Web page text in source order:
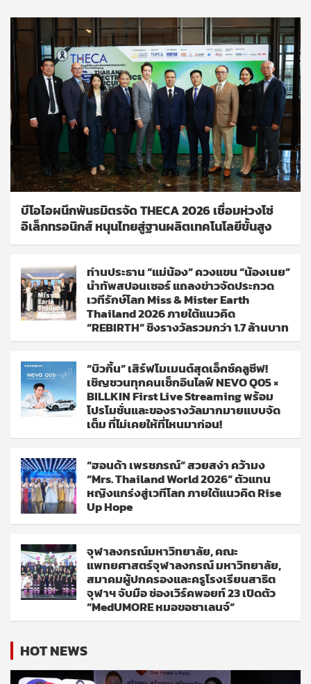
บีโอไอผนึกพันธมิตรจัด THECA 2026 เชื่อมห่วงโซ่
อิเล็กทรอนิกส์ หนุนไทยสู่ฐานผลิตเทคโนโลยีขั้นสูง
ท่านประธาน “แม่น้อง” ควงแขน “น้องเนย”
นำทัพสปอนเซอร์ แถลงข่าวจัดประกวด
เวทีรักษ์โลก Miss & Mister Earth
Thailand 2026 ภายใต้แนวคิด
“REBIRTH” ชิงรางวัลรวมกว่า 1.7 ล้านบาท
“บิวกิ้น” เสิร์ฟโมเมนต์สุดเอ็กซ์คลูซีฟ!
เชิญชวนทุกคนเช็กอินไลฟ์ NEVO Q05 ×
BILLKIN First Live Streaming พร้อม
โปรโมชั่นและของรางวัลมากมายแบบจัด
เต็ม ที่ไม่เคยให้ที่ไหนมาก่อน!
“ฮอนด้า เพรชภรณ์” สวยสง่า คว้ามง
“Mrs. Thailand World 2026” ตัวแทน
หญิงแกร่งสู่เวทีโลก ภายใต้แนวคิด Rise
Up Hope
จุฬาลงกรณ์มหาวิทยาลัย, คณะ
แพทยศาสตร์จุฬาลงกรณ์ มหาวิทยาลัย,
สมาคมผู้ปกครองและครูโรงเรียนสาธิต
จุฬาฯ จับมือ ช่องเวิร์คพอยท์ 23 เปิดตัว
“MedUMORE หมอขอชาเลนจ์”
HOT NEWS